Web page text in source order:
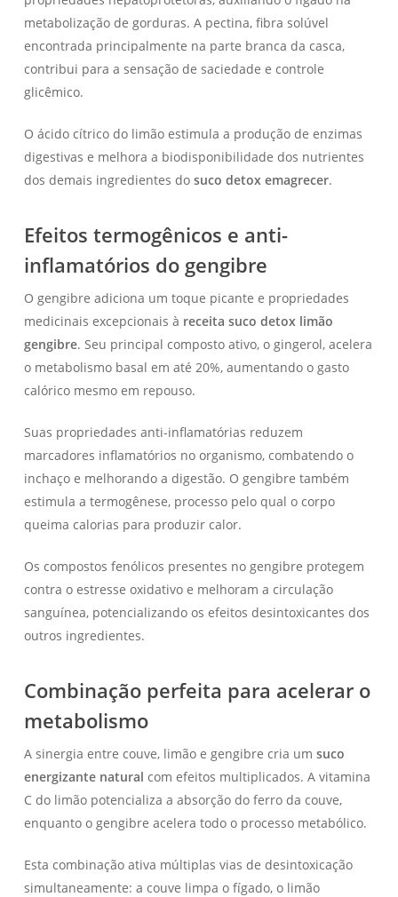
metabolização de gorduras. A pectina, fibra solúvel
encontrada principalmente na parte branca da casca,
contribui para a sensação de saciedade e controle
glicêmico.
O ácido cítrico do limão estimula a produção de enzimas
digestivas e melhora a biodisponibilidade dos nutrientes
dos demais ingredientes do suco detox emagrecer.
Efeitos termogênicos e anti-
inflamatórios do gengibre
O gengibre adiciona um toque picante e propriedades
medicinais excepcionais à receita suco detox limão
gengibre. Seu principal composto ativo, o gingerol, acelera
o metabolismo basal em até 20%, aumentando o gasto
calórico mesmo em repouso.
Suas propriedades anti-inflamatórias reduzem
marcadores inflamatórios no organismo, combatendo o
inchaço e melhorando a digestão. O gengibre também
estimula a termogênese, processo pelo qual o corpo
queima calorias para produzir calor.
Os compostos fenólicos presentes no gengibre protegem
contra o estresse oxidativo e melhoram a circulação
sanguínea, potencializando os efeitos desintoxicantes dos
outros ingredientes.
Combinação perfeita para acelerar o
metabolismo
A sinergia entre couve, limão e gengibre cria um suco
energizante natural com efeitos multiplicados. A vitamina
C do limão potencializa a absorção do ferro da couve,
enquanto o gengibre acelera todo o processo metabólico.
Esta combinação ativa múltiplas vias de desintoxicação
simultaneamente: a couve limpa o fígado, o limão